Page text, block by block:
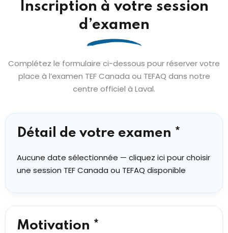
Inscription à votre session
d’examen
Complétez le formulaire ci-dessous pour réserver votre
place à l’examen TEF Canada ou TEFAQ dans notre
centre officiel à Laval.
Détail de votre examen *
Aucune date sélectionnée — cliquez ici pour choisir
une session TEF Canada ou TEFAQ disponible
Motivation *